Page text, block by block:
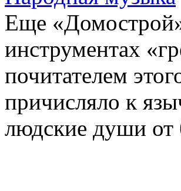
Еще
инструментах
почитателем
причисляло к
людские души от